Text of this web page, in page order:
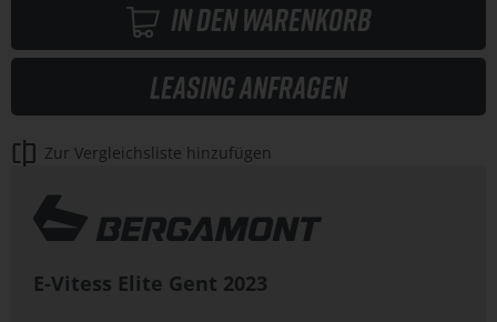
In den Warenkorb
Leasing anfragen
Zur Vergleichsliste hinzufügen
E-Vitess Elite Gent 2023